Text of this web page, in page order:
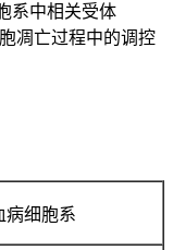
系中相关受体
凋亡过程中的调控
病细胞系